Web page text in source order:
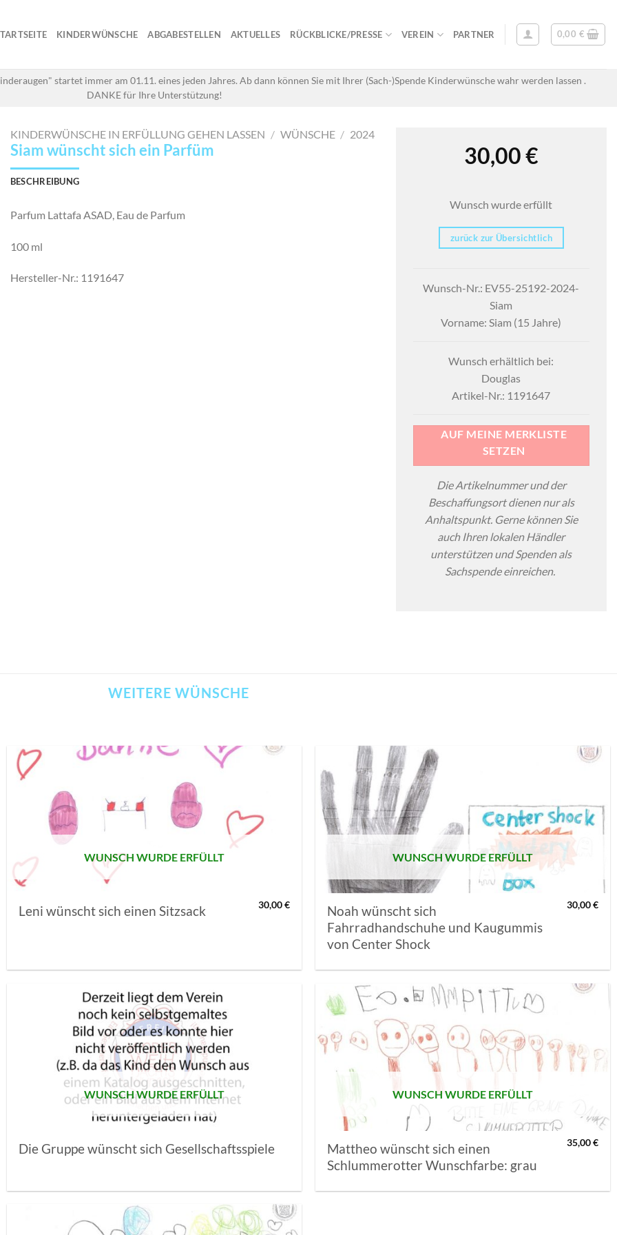
KINDERWÜNSCHE ABGABESTELLEN AKTUELLES RÜCKBLICKE/PRESSE VEREIN PARTNER 0,00 €
startet immer am 01.11. eines jeden Jahres. Ab dann können Sie mit Ihrer (Sach-)Spende Kinderwünsche wahr werden lassen .
DANKE für Ihre Unterstützung!
KINDERWÜNSCHE IN ERFÜLLUNG GEHEN LASSEN / WÜNSCHE / 2024
Siam wünscht sich ein Parfüm
BESCHREIBUNG
Parfum Lattafa ASAD, Eau de Parfum
100 ml
Hersteller-Nr.: 1191647
30,00€
Wunsch wurde erfüllt
zurück zur Übersichtlich
Wunsch-Nr.: EV55-25192-2024-
Siam
Vorname: Siam (15 Jahre)
Wunsch erhältlich bei:
Douglas
Artikel-Nr.: 1191647
AUF MEINE MERKLISTE
SETZEN
Die Artikelnummer und der
Beschaffungsort dienen nur als
Anhaltspunkt. Gerne können Sie
auch Ihren lokalen Händler
unterstützen und Spenden als
Sachspende einreichen.
WEITERE WÜNSCHE
SETZEN
WUNSCH WURDE ERFÜLLT
Leni wünscht sich einen Sitzsack 30,00€
SETZEN
WUNSCH WURDE ERFÜLLT
Noah wünscht sich
Fahrradhandschuhe und Kaugummis
von Center Shock
30,00€
WUNSCH WURDE ERFÜLLT
Die Gruppe wünscht sich Gesellschaftsspiele
MERKLISTE
SETZEN
WUNSCH WURDE ERFÜLLT
Mattheo wünscht sich einen
Schlummerotter Wunschfarbe: grau
35,00€